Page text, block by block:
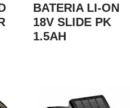
BATERIA LI-ON
18V SLIDE PK
1.5AH